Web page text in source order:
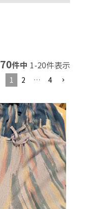
70件中 1-20件表示
1 2 … 4